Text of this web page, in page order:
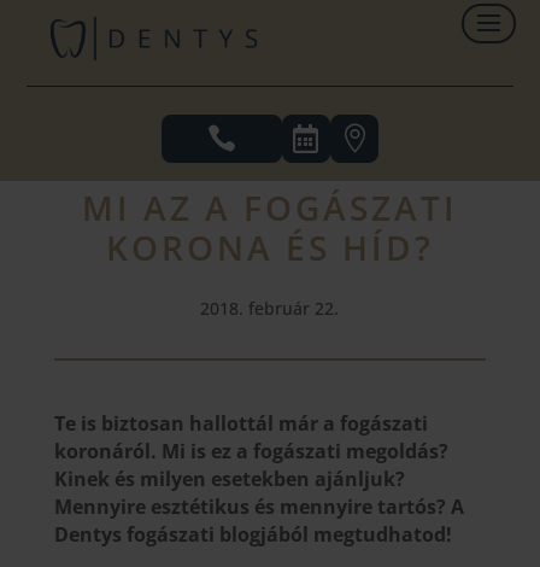
  
MI AZ A FOGÁSZATI
KORONA ÉS HÍD?
2018. február 22.
Te is biztosan hallottál már a fogászati
koronáról. Mi is ez a fogászati megoldás?
Kinek és milyen esetekben ajánljuk?
Mennyire esztétikus és mennyire tartós? A
Dentys fogászati blogjából megtudhatod!